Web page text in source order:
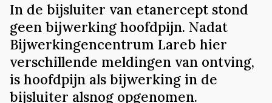
In de bijsluiter van etanercept stond
geen bijwerking hoofdpijn. Nadat
Bijwerkingencentrum Lareb hier
verschillende meldingen van ontving,
is hoofdpijn als bijwerking in de
bijsluiter alsnog opgenomen.